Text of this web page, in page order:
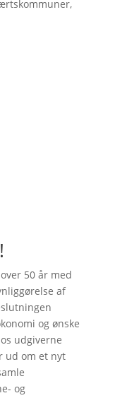
50 år med
af
og ønske
udgiverne
ud om et nyt
og